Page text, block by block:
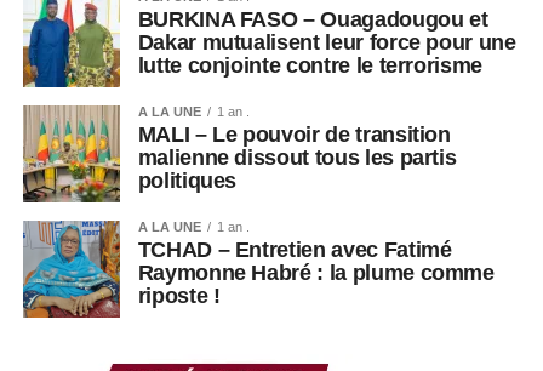
retour à un ordre constitutionnel pleinement démocratique
continuent d’alimenter le débat public.
BURKINA FASO – Ouagadougou et
Dakar mutualisent leur force pour une
lutte conjointe contre le terrorisme
A LA UNE 1 an .
MALI – Le pouvoir de transition
malienne dissout tous les partis
politiques
A LA UNE 1 an .
TCHAD – Entretien avec Fatimé
Raymonne Habré : la plume comme
riposte !